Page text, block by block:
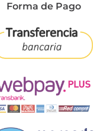
Forma de Pago